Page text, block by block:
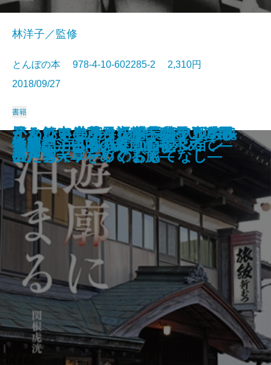
遊廓
萩尾望都 作画のひみつ
カムイの世界―語り継がれるアイ
ヌの心―
懐かしいお菓子―武井武雄の『日
本郷土菓子図譜』を味わう―
万葉集であるく奈良
いちからわかる 円山応挙
原田マハの印象派物語
思わぬ出会いに心ときめく パリ
の小さな美術館
血と笑いとエロスの絵師 岩佐又
兵衛
旅する画家 藤田嗣治
林洋子／監修
とんぼの本 978-4-10-602285-2 2,310円
2018/09/27
書籍
遊廓に泊まる
祇園祭――その魅力のすべて
イタリアの小さな村へ―アルベル
ゴ・ディフーゾのおもてなし―
かくれキリシタン―長崎・五島・
平戸・天草をめぐる旅―
禅のこころを描く 白隠
ミュシャ―パリの華、スラヴの魂
―
怪人 江戸川乱歩のコレクション
古事記―日本の原風景を求めて―
かわいい こわい おもしろい 長
沢芦雪
とんでも春画―妖怪・幽霊・けも
のたち―